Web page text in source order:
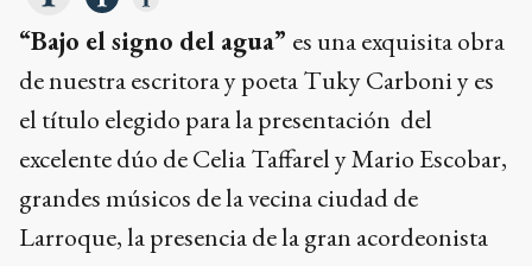
“Bajo el signo del agua” es una exquisita obra
de nuestra escritora y poeta Tuky Carboni y es
el título elegido para la presentación del
excelente dúo de Celia Taffarel y Mario Escobar,
grandes músicos de la vecina ciudad de
Larroque, la presencia de la gran acordeonista